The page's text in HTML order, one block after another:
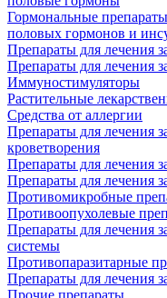
Гормональные
половых гормонов и
Препараты для лечения
Препараты для лечения
Иммуностимуляторы
Растительные
Средства от аллергии
Препараты для лечения
кроветворения
Препараты для лечения
Препараты для лечения
Противомикробные
Противоопухолевые
Препараты для лечения
системы
Противопаразитарные
Препараты для лечения
Прочие препараты